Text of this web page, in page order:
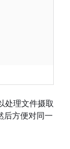
处理文件摄取
后方便对同一